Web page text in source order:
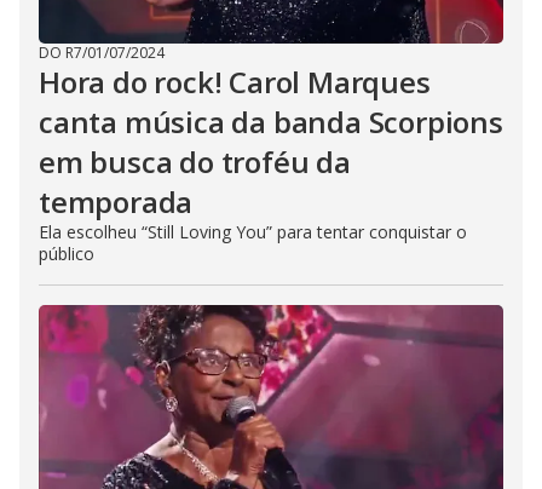
DO R7/01/07/2024
Hora do rock! Carol Marques
canta música da banda Scorpions
em busca do troféu da
temporada
Ela escolheu “Still Loving You” para tentar conquistar o
público